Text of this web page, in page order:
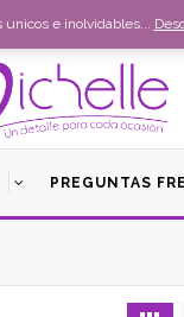
PREGUNTAS
unicos e inolvidables...